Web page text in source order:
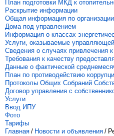
План подготовки МКД к
Раскрытие информации
Общая информация по организации
Дома под управлением
Информация о классах
Услуги, оказываемые
Сведения о случаях привлечения
Требования к качеству
Данные о фактической
План по противодействию
Протоколы Общих Собраний
Договор управления с
Услуги
Ввод ИПУ
Фото
Тарифы
Главная / Новости и объявления /